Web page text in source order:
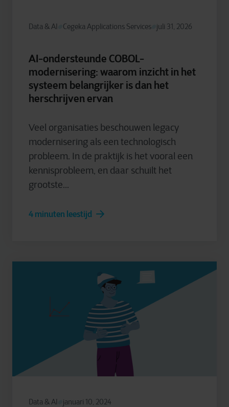
Data & AI Cegeka Applications Services juli 31, 2026
AI-ondersteunde COBOL-
modernisering: waarom inzicht in het
systeem belangrijker is dan het
herschrijven ervan
Veel organisaties beschouwen legacy
modernisering als een technologisch
probleem. In de praktijk is het vooral een
kennisprobleem, en daar schuilt het
grootste...
4 minuten leestijd
Data & AI januari 10, 2024